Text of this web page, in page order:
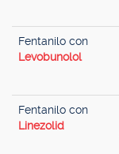
Fentanilo con
Levobunolol
Fentanilo con
Linezolid